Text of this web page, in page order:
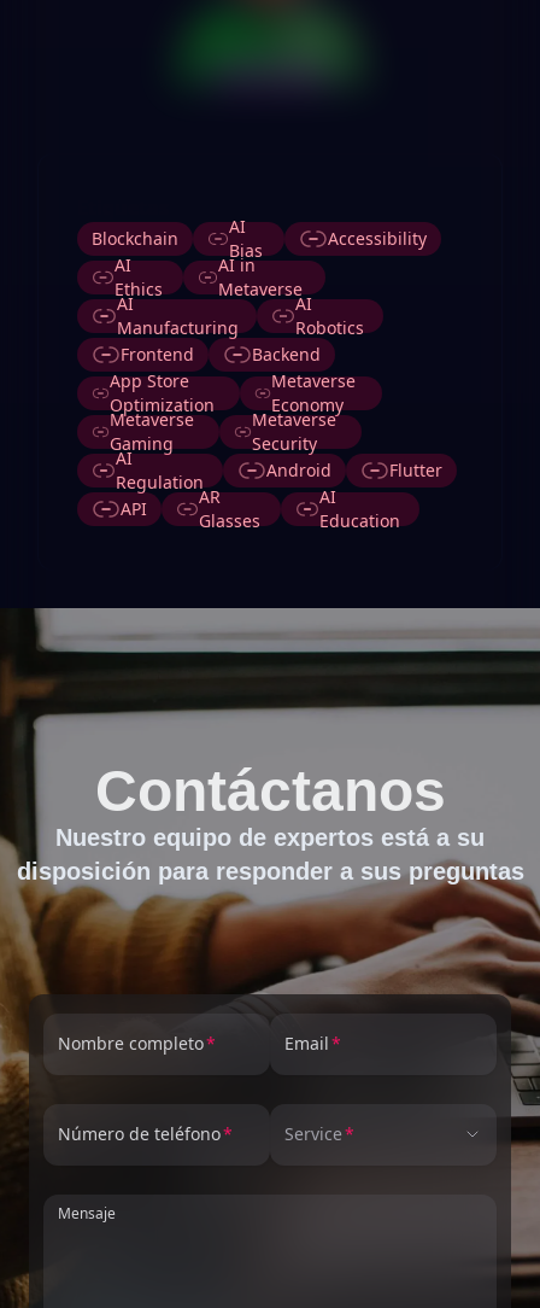
Blockchain
AI
Bias
Accessibility
AI
Ethics
AI in
Metaverse
AI
Manufacturing
AI
Robotics
Frontend
Backend
App Store
Optimization
Metaverse
Economy
Metaverse
Gaming
Metaverse
Security
AI
Regulation
Android
Flutter
API
AR
Glasses
AI
Education
Contáctanos
Nuestro equipo de expertos está a su
disposición para responder a sus preguntas
Nombre completo Email
Número de teléfono Service
Mensaje